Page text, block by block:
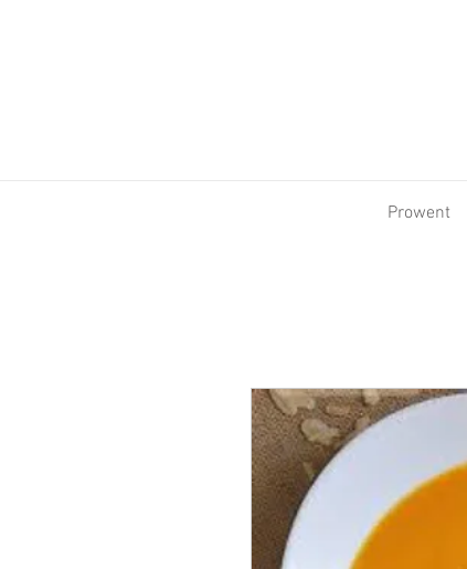
Prowent